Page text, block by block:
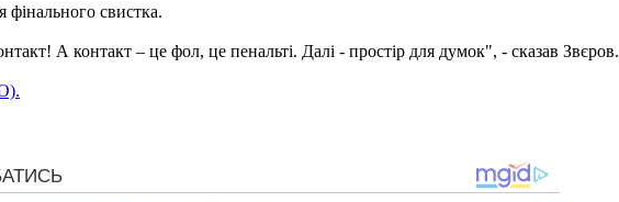
фінального свистка.
А контакт – це фол, це пенальті. Далі - простір для думок", - сказав Звєров.